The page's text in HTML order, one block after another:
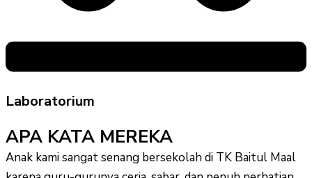
Laboratorium
APA KATA MEREKA
Anak kami sangat senang bersekolah di TK Baitul Maal